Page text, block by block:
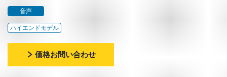
音声
ハイエンドモデル
価格お問い合わせ